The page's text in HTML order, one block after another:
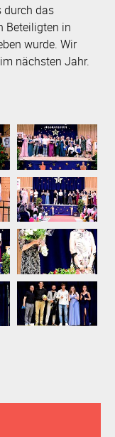
durch das
Beteiligten in
wurde. Wir
nächsten Jahr.